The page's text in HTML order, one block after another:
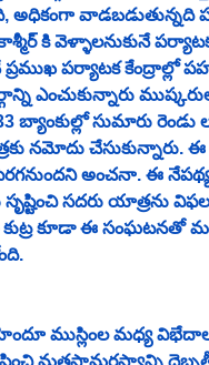
అధికంగా వాడబడుతున్నది
కి వెళ్ళాలనుకునే
పర్యాటక కేంద్రాల్లో
ఎంచుకున్నారు
బ్యాంకుల్లో సుమారు రెండు
నమోదు చేసుకున్నారు. ఈ
అంచనా. ఈ
సదరు యాత్రను
కుట్ర కూడా ఈ సంఘటనతో
ముస్లింల మధ్య